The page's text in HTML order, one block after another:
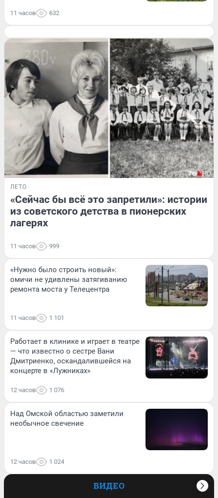
11 часов 632
ЛЕТО
«Сейчас бы всё это запретили»: истории
из советского детства в пионерских
лагерях
11 часов 999
«Нужно было строить новый»:
омичи не удивлены затягиванию
ремонта моста у Телецентра
11 часов 1 101
Работает в клинике и играет в театре
— что известно о сестре Вани
Дмитриенко, оскандалившейся на
концерте в «Лужниках»
12 часов 1 076
Над Омской областью заметили
необычное свечение
12 часов 1 024
ВИДЕО